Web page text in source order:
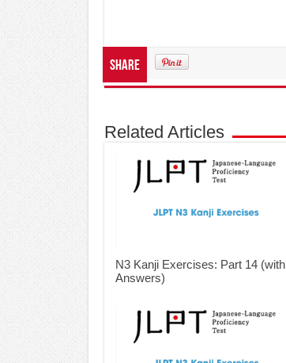
Share
Related Articles
N3 Kanji Exercises: Part 14 (with
Answers)